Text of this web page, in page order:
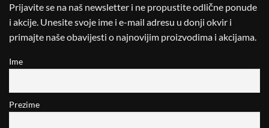
Prijavite se na naš newsletter i ne propustite odlične ponude
i akcije. Unesite svoje ime i e-mail adresu u donji okvir i
primajte naše obavijesti o najnovijim proizvodima i akcijama.
Ime
Prezime